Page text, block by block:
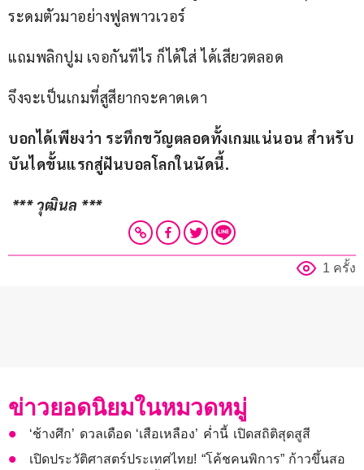
ระดมตัวมาอย่างฟูลพาวเวอร์
แถมพลิกปูม เจอกันทีไร ก็ได้ใส่ ได้เสียวตลอด
จึงจะเป็นเกมที่สูสียากจะคาดเดา
บอกได้เพียงว่า ระทึกขวัญตลอดทั้งเกมแน่นอน สำหรับ
บันไดขั้นแรกสู่ฝันบอลโลกในนัดนี้.
*** วุฒินล ***
1 ครั้ง
ข่าวยอดนิยมในหมวดหมู่
‘ช้างศึก’ ดวลเดือด ‘เสือเหลือง’ ค่ำนี้ เปิดสถิติสุดสูสี
เปิดประวัติศาสตร์ประเทศไทย! “โค้ชคนพิการ” ก้าวขึ้นสอ